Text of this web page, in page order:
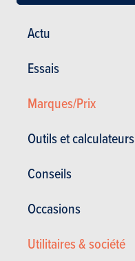
Actu
Essais
Marques/Prix
Outils et calculateurs
Conseils
Occasions
Utilitaires & société